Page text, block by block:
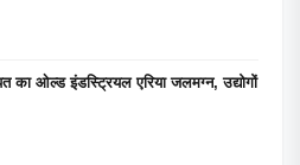
का ओल्ड इंडस्ट्रियल एरिया जलमग्न, उद्योगों